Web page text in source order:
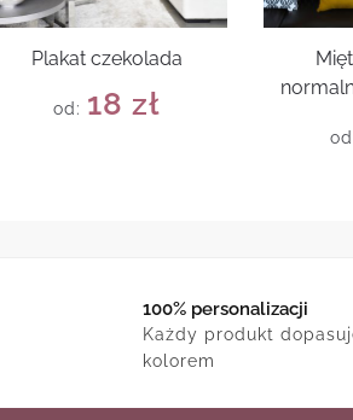
Plakat czekolada
od: 18zł
100% personalizacji
Każdy produkt
kolorem